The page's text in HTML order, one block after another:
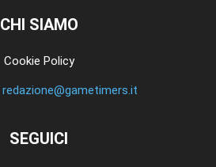
CHI SIAMO
Cookie Policy
redazione@gametimers.it
SEGUICI